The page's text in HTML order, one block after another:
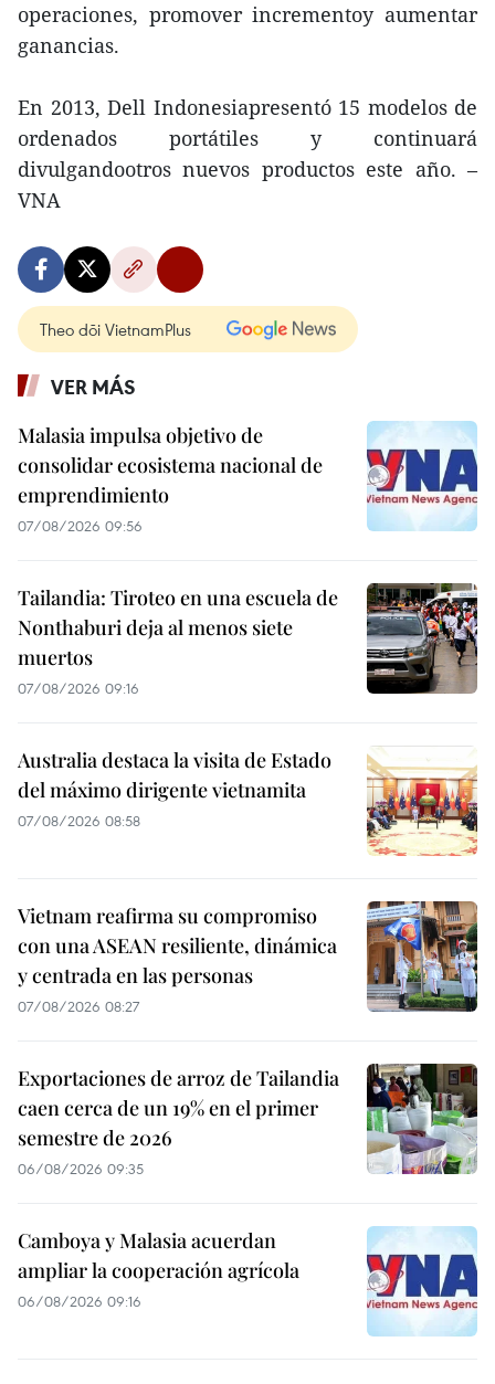
operaciones, promover incrementoy aumentar
ganancias.
En 2013, Dell Indonesiapresentó 15 modelos de
ordenados portátiles y continuará
divulgandootros nuevos productos este año. –
VNA
Theo dõi VietnamPlus
VER MÁS
Malasia impulsa objetivo de
consolidar ecosistema nacional de
emprendimiento
07/08/2026 09:56
Tailandia: Tiroteo en una escuela de
Nonthaburi deja al menos siete
muertos
07/08/2026 09:16
Australia destaca la visita de Estado
del máximo dirigente vietnamita
07/08/2026 08:58
Vietnam reafirma su compromiso
con una ASEAN resiliente, dinámica
y centrada en las personas
07/08/2026 08:27
Exportaciones de arroz de Tailandia
caen cerca de un 19% en el primer
semestre de 2026
06/08/2026 09:35
Camboya y Malasia acuerdan
ampliar la cooperación agrícola
06/08/2026 09:16